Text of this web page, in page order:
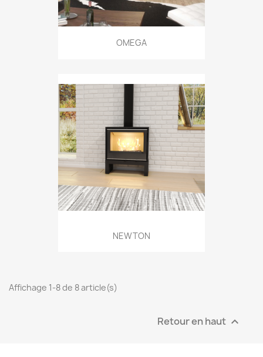
OMEGA
NEWTON
Affichage 1-8 de 8 article(s)
Retour en haut 